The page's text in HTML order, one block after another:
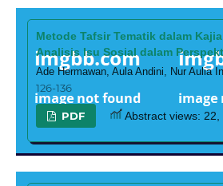
Metode Tafsir Tematik dalam
Analisis Isu Sosial dalam
Ade Hermawan, Aula Andini, Nur Aulia
126-136
PDF Abstract views: 22,